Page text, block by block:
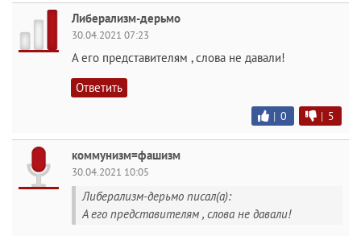
Либерализм-дерьмо
30.04.2021 07:23
А его представителям , слова не давали!
Ответить
| 0 | 5
коммунизм=фашизм
30.04.2021 10:05
Либерализм-дерьмо писал(а):
А его представителям , слова не давали!